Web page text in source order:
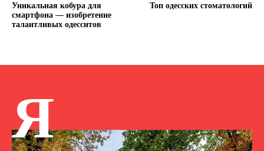
Уникальная кобура для
смартфона — изобретение
талантливых одесситов
Топ одесских стоматологий
Я